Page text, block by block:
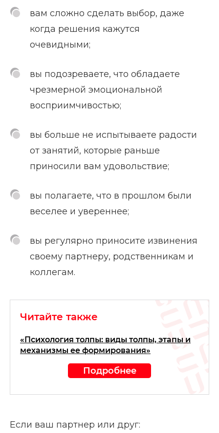
вам сложно сделать выбор, даже
когда решения кажутся
очевидными;
вы подозреваете, что обладаете
чрезмерной эмоциональной
восприимчивостью;
вы больше не испытываете радости
от занятий, которые раньше
приносили вам удовольствие;
вы полагаете, что в прошлом были
веселее и увереннее;
вы регулярно приносите извинения
своему партнеру, родственникам и
коллегам.
Читайте также
«Психология толпы: виды толпы, этапы и
механизмы ее формирования»
Подробнее
Если ваш партнер или друг: